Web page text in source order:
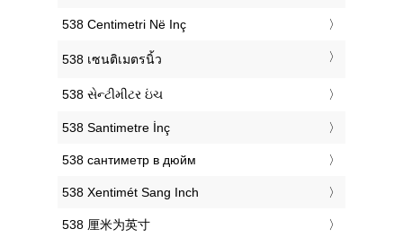
‎538 Centimetri Në Inç
‎538 เซนติเมตรนิ้ว
‎538 સેન્ટીમીટર ઇંચ
‎538 Santimetre İnç
‎538 сантиметр в дюйм
‎538 Xentimét Sang Inch
‎538 厘米为英寸